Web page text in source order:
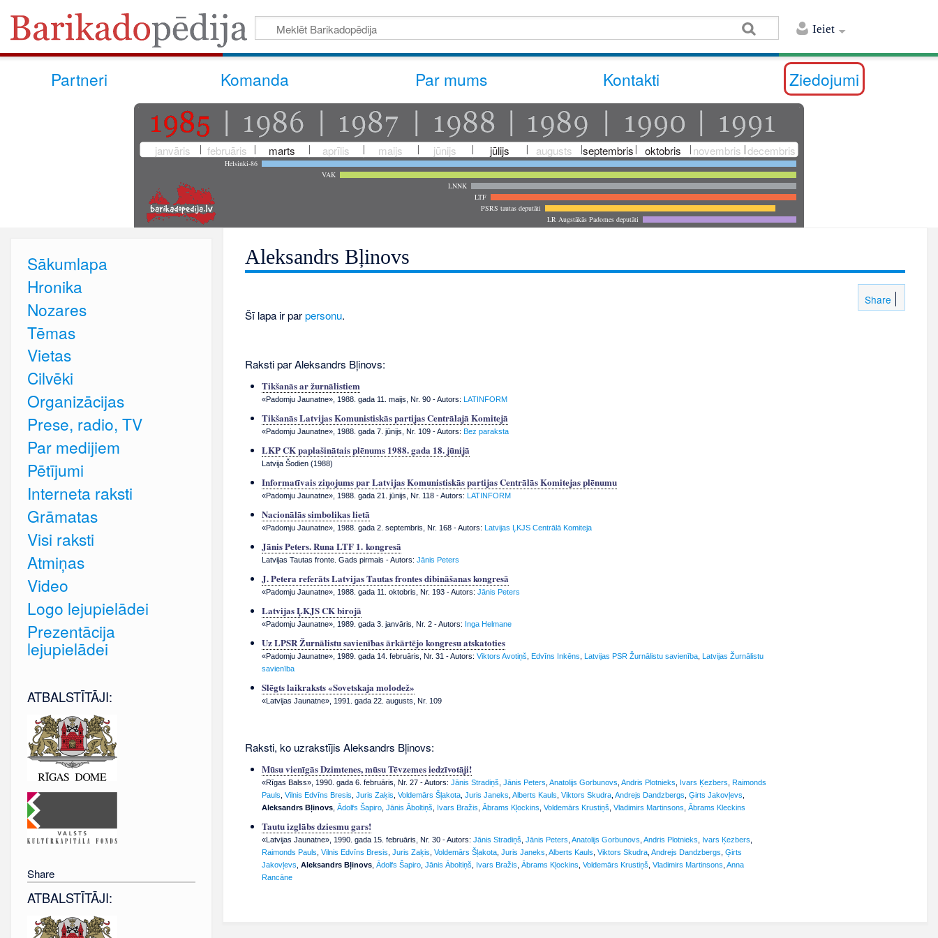
Ieiet
Partneri Komanda Par mums Kontakti Ziedojumi
janvāris februāris marts aprīlis maijs jūnijs jūlijs augusts septembris oktobris novembris decembris
Helsinki-86
VAK
LNNK
LTF
PSRS tautas deputāti
LR Augstākās Padomes deputāti
Aleksandrs Bļinovs
Share
Šī lapa ir parpersonu.
Raksti par Aleksandrs Bļinovs:
Tikšanās ar žurnālistiem
«Padomju Jaunatne», 1988. gada 11. maijs, Nr. 90- Autors: LATINFORM
Tikšanās Latvijas Komunistiskās partijas Centrālajā Komitejā
«Padomju Jaunatne», 1988. gada 7. jūnijs, Nr. 109- Autors: Bez paraksta
LKP CK paplašinātais plēnums 1988. gada 18. jūnijā
Latvija Šodien (1988)
Informatīvais ziņojums par Latvijas Komunistiskās partijas Centrālās Komitejas plēnumu
«Padomju Jaunatne», 1988. gada 21. jūnijs, Nr. 118- Autors: LATINFORM
Nacionālās simbolikas lietā
«Padomju Jaunatne», 1988. gada 2. septembris, Nr. 168- Autors: Latvijas ĻKJS Centrālā Komiteja
Jānis Peters. Runa LTF 1. kongresā
Latvijas Tautas fronte. Gads pirmais - Autors: Jānis Peters
J. Petera referāts Latvijas Tautas frontes dibināšanas kongresā
«Padomju Jaunatne», 1988. gada 11. oktobris, Nr. 193- Autors: Jānis Peters
Latvijas ĻKJS CK birojā
«Padomju Jaunatne», 1989. gada 3. janvāris, Nr. 2- Autors: Inga Helmane
Uz LPSR Žurnālistu savienības ārkārtējo kongresu atskatoties
«Padomju Jaunatne», 1989. gada 14. februāris, Nr. 31 - Autors: Viktors Avotiņš Edvīns Inkēns Latvijas PSR Žurnālistu savienība, Latvijas Žurnālistu
savienība
Slēgts laikraksts «Sovetskaja molodež»
«Latvijas Jaunatne», 1991. gada 22. augusts, Nr. 109
Raksti, ko uzrakstījis Aleksandrs Bļinovs:
Mūsu vienīgās Dzimtenes, mūsu Tēvzemes iedzīvotāji!
«Rīgas Balss», 1990. gada 6. februāris, Nr. 27- Autors: Jānis Stradiņš Jānis Peters Anatolijs Gorbunovs Andris Plotnieks Ivars Ķezbers
Raimonds
Pauls Vilnis Edvīns Bresis Juris Zaķis Voldemārs Šļakota, Juris Janeks Alberts Kauls Viktors Skudra, Andrejs Dandzbergs Ģirts Jakovļevs
Aleksandrs Bļinovs, Ādolfs Šapiro, Jānis Āboltiņš Ivars Bražis Ābrams Kļockins Voldemārs Krustiņš Vladimirs Martinsons Ābrams Kleckins
Tautu izglābs dziesmu gars!
«Latvijas Jaunatne», 1990. gada 15. februāris, Nr. 30- Autors: Jānis Stradiņš Jānis Peters Anatolijs Gorbunovs Andris Plotnieks Ivars Ķezbers
Raimonds Pauls Vilnis Edvīns Bresis Juris Zaķis Voldemārs Šļakota, Juris Janeks Alberts Kauls Viktors Skudra, Andrejs Dandzbergs Ģirts
Jakovļevs Aleksandrs Bļinovs, Ādolfs Šapiro, Jānis Āboltiņš Ivars Bražis Ābrams Kļockins Voldemārs Krustiņš Vladimirs Martinsons Anna
Rancāne
Sākumlapa
Hronika
Nozares
Tēmas
Vietas
Cilvēki
Organizācijas
Prese, radio, TV
Par medijiem
Pētījumi
Interneta raksti
Grāmatas
Visi raksti
Atmiņas
Video
Logo lejupielādei
Prezentācija
lejupielādei
ATBALSTĪTĀJI:
Share
ATBALSTĪTĀJI: